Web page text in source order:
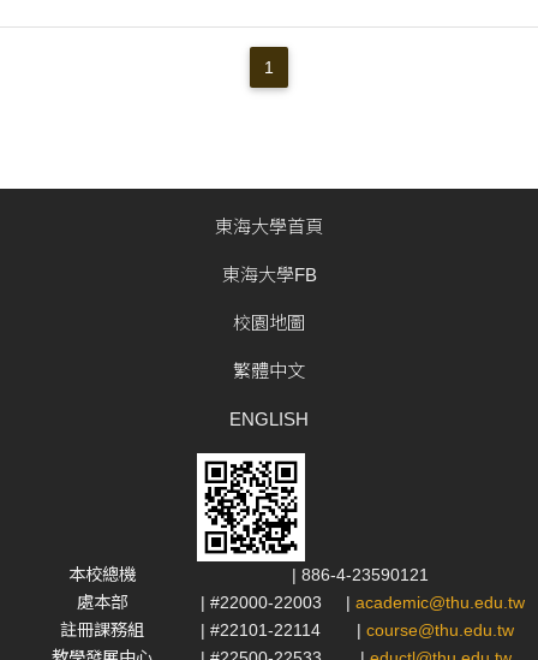
課加退選期間申請，逾期不受理。 大同大學--優久聯盟112學年
度國內交換生開放系所一覽表 中原大學--優久聯盟112學年度國
1
東海大學首頁
東海大學FB
校園地圖
繁體中文
ENGLISH
本校總機
| 886-4-23590121
處本部
| #22000-22003 | academic@thu.edu.tw
註冊課務組
| #22101-22114 | course@thu.edu.tw